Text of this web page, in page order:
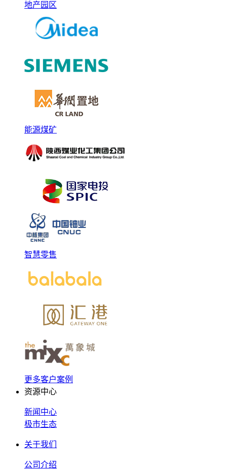
地产园区
能源煤矿
智慧零售
更多客户案例
资源中心
新闻中心
极市生态
关于我们
公司介绍